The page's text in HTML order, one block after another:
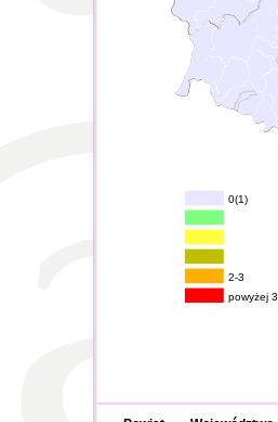
0(1)
2-3
powyżej 3